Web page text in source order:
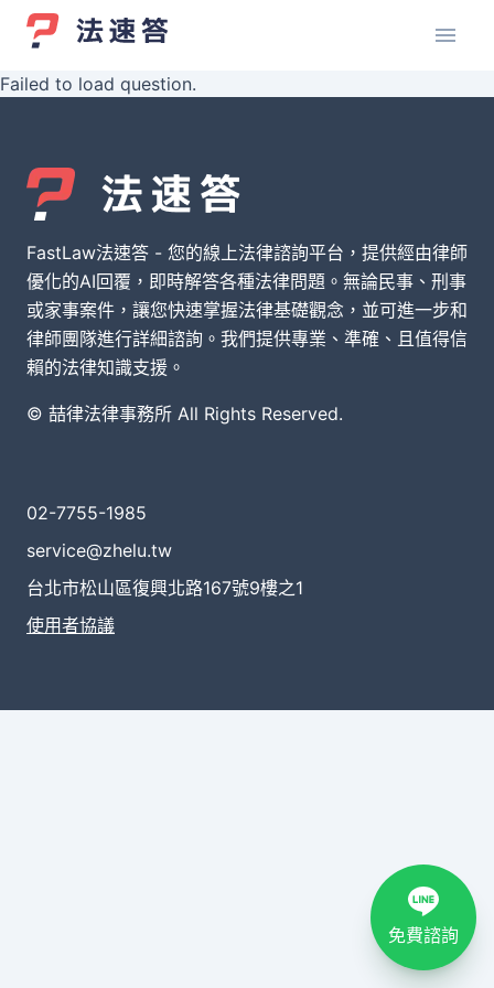
Failed to load question.
FastLaw法速答 - 您的線上法律諮詢平台，提供經由律師
優化的AI回覆，即時解答各種法律問題。無論民事、刑事
或家事案件，讓您快速掌握法律基礎觀念，並可進一步和
律師團隊進行詳細諮詢。我們提供專業、準確、且值得信
賴的法律知識支援。
© 喆律法律事務所 All Rights Reserved.
02-7755-1985
service@zhelu.tw
台北市松山區復興北路167號9樓之1
使用者協議
免費諮詢